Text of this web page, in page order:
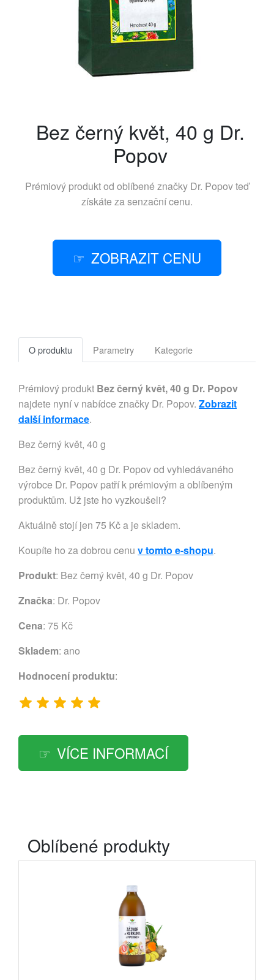
Bez černý květ, 40 g Dr.
Popov
Prémiový produkt od oblíbené značky Dr. Popovteď
získáte za senzační cenu.
ZOBRAZIT CENU
O produktu Parametry Kategorie
Prémiový produkt Bez černý květ, 40 g Dr. Popov
najdete nyní v nabídce značky Dr. Popov. Zobrazit
další informace.
Bez černý květ, 40 g
Bez černý květ, 40 g Dr. Popov od vyhledávaného
výrobce Dr. Popov patří k prémiovým a oblíbeným
produktům. Už jste ho vyzkoušeli?
Aktuálně stojí jen 75 Kč a je skladem.
Koupíte ho za dobrou cenu v tomto e-shopu.
Produkt: Bez černý květ, 40 g Dr. Popov
Značka: Dr. Popov
Cena: 75 Kč
Skladem: ano
Hodnocení produktu:
VÍCE INFORMACÍ
Oblíbené produkty